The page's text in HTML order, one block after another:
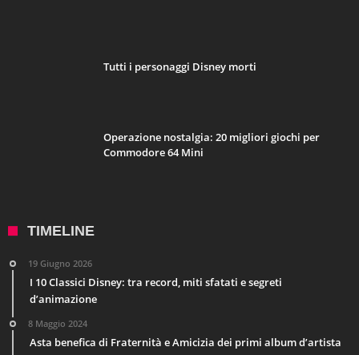
Tutti i personaggi Disney morti
Operazione nostalgia: 20 migliori giochi per
Commodore 64 Mini
TIMELINE
19 Giugno 2026
I 10 Classici Disney: tra record, miti sfatati e segreti
d’animazione
8 Maggio 2024
Asta benefica di Fraternità e Amicizia dei primi album d’artista